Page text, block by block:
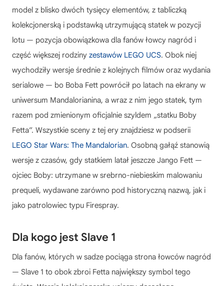
model z blisko dwóch tysięcy elementów, z tabliczką
kolekcjonerską i podstawką utrzymującą statek w pozycji
lotu — pozycja obowiązkowa dla fanów łowcy nagród i
część większej rodziny zestawów LEGO UCS. Obok niej
wychodziły wersje średnie z kolejnych filmów oraz wydania
serialowe — bo Boba Fett powrócił po latach na ekrany w
uniwersum Mandalorianina, a wraz z nim jego statek, tym
razem pod zmienionym oficjalnie szyldem „statku Boby
Fetta”. Wszystkie sceny z tej ery znajdziesz w podserii
LEGO Star Wars: The Mandalorian. Osobną gałąź stanowią
wersje z czasów, gdy statkiem latał jeszcze Jango Fett —
ojciec Boby: utrzymane w srebrno-niebieskim malowaniu
prequeli, wydawane zarówno pod historyczną nazwą, jak i
jako patrolowiec typu Firespray.
Dla kogo jest Slave 1
Dla fanów, których w sadze pociąga strona łowców nagród
— Slave 1 to obok zbroi Fetta największy symbol tego